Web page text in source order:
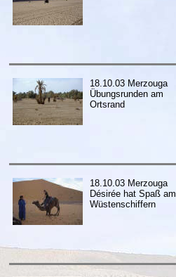
18.10.03 Merzouga
Übungsrunden am
Ortsrand
18.10.03 Merzouga
Désirée hat Spaß am
Wüstenschiffern